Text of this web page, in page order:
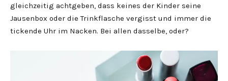
gleichzeitig achtgeben, dass keines der Kinder seine
Jausenbox oder die Trinkflasche vergisst und immer die
tickende Uhr im Nacken. Bei allen dasselbe, oder?